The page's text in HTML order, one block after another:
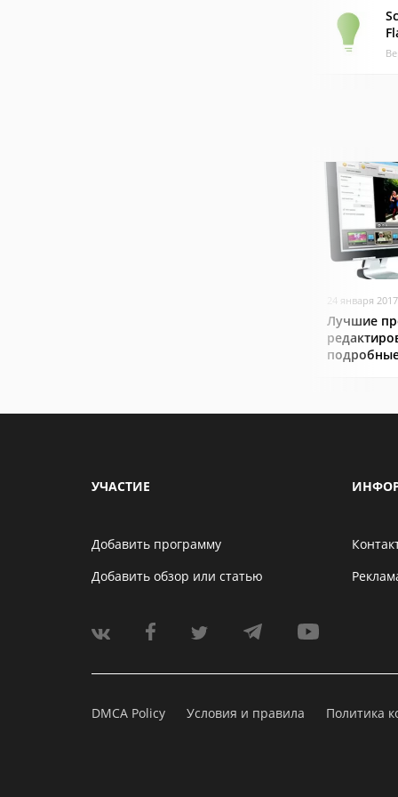
24 января 2017
Лучшие
УЧАСТИЕ
Добавить программу
Добавить обзор или статью
DMCA Policy Условия и правила Политика